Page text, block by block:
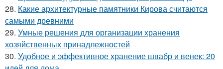
28. Какие архитектурные памятники Кирова считаются
самыми древними
29. Умные решения для организации хранения
хозяйственных принадлежностей
30. Удобное и эффективное хранение швабр и венек: 20